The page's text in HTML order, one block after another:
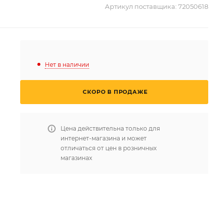
Артикул поставщика: 72050618
Нет в наличии
СКОРО В ПРОДАЖЕ
Цена действительна только для
интернет-магазина и может
отличаться от цен в розничных
магазинах